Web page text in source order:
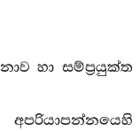
හා සම්ප්‍රයුක්ත